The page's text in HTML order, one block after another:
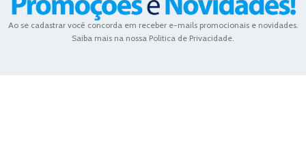
Ao se cadastrar você concorda em receber e-mails promocionais e novidades.
Saiba mais na nossa Politica de Privacidade.